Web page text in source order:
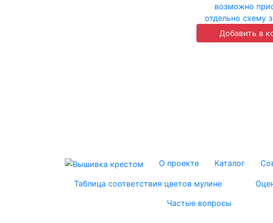
возможно
отдельно схему
О проекте Каталог
Таблица соответствия цветов мулине
Частые вопросы